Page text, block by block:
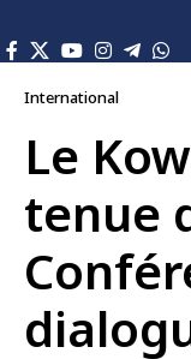
International
Le
tenue